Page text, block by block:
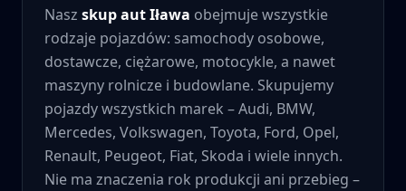
Nasz skup autIława obejmuje wszystkie
rodzaje pojazdów: samochody osobowe,
dostawcze, ciężarowe, motocykle, a nawet
maszyny rolnicze i budowlane. Skupujemy
pojazdy wszystkich marek – Audi, BMW,
Mercedes, Volkswagen, Toyota, Ford, Opel,
Renault, Peugeot, Fiat, Skoda i wiele innych.
Nie ma znaczenia rok produkcji ani przebieg –